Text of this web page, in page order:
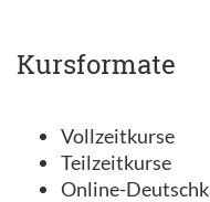
Kursformate
Vollzeitkurse
Teilzeitkurse
Online-